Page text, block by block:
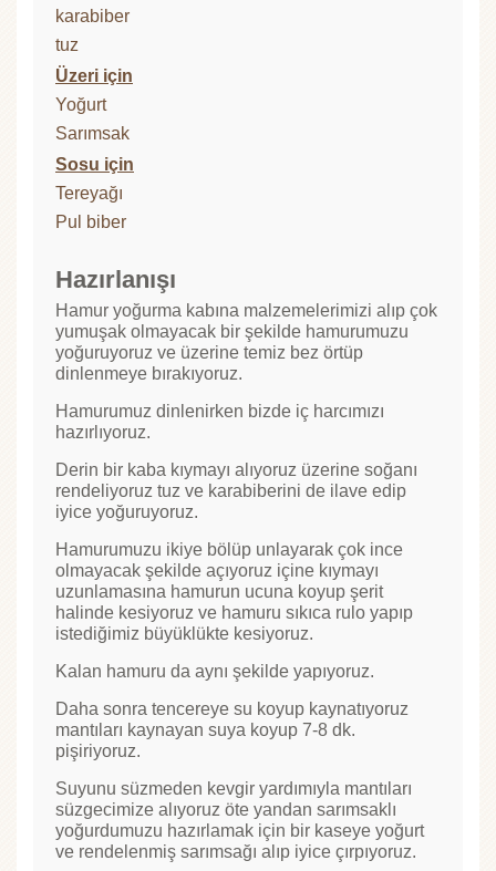
karabiber
tuz
Üzeri için
Yoğurt
Sarımsak
Sosu için
Tereyağı
Pul biber
Hazırlanışı
Hamur yoğurma kabına malzemelerimizi alıp çok
yumuşak olmayacak bir şekilde hamurumuzu
yoğuruyoruz ve üzerine temiz bez örtüp
dinlenmeye bırakıyoruz.
Hamurumuz dinlenirken bizde iç harcımızı
hazırlıyoruz.
Derin bir kaba kıymayı alıyoruz üzerine soğanı
rendeliyoruz tuz ve karabiberini de ilave edip
iyice yoğuruyoruz.
Hamurumuzu ikiye bölüp unlayarak çok ince
olmayacak şekilde açıyoruz içine kıymayı
uzunlamasına hamurun ucuna koyup şerit
halinde kesiyoruz ve hamuru sıkıca rulo yapıp
istediğimiz büyüklükte kesiyoruz.
Kalan hamuru da aynı şekilde yapıyoruz.
Daha sonra tencereye su koyup kaynatıyoruz
mantıları kaynayan suya koyup 7-8 dk.
pişiriyoruz.
Suyunu süzmeden kevgir yardımıyla mantıları
süzgecimize alıyoruz öte yandan sarımsaklı
yoğurdumuzu hazırlamak için bir kaseye yoğurt
ve rendelenmiş sarımsağı alıp iyice çırpıyoruz.